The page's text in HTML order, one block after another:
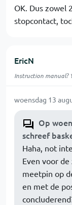
OK. Dus zowel
stopcontact,
EricN
Instruction manual?
woensdag 13
Op
schreef
Haha, not
Even voor
meetpin op
en met de